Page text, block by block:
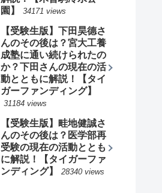
英語教員に向けた活動の
現在とともに解説！【タ
イガーファンディング】
38527 views
【令和の虎】條隼人さん
のその後は？経歴および
牛タン事業の現在ととも
に解説【金色の牛タン】
【令和の虎】井口智明さ
んのその後は？木曽駒高
原の公園の現在とともに
解説！【木曽駒冷水公
園】